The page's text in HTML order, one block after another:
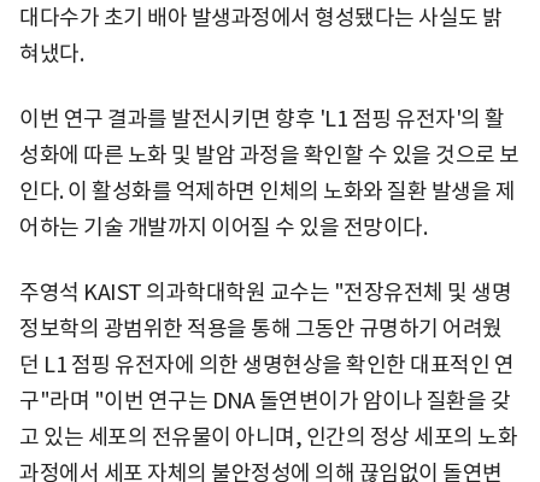
대다수가 초기 배아 발생과정에서 형성됐다는 사실도 밝
혀냈다.
이번 연구 결과를 발전시키면 향후 'L1 점핑 유전자'의 활
성화에 따른 노화 및 발암 과정을 확인할 수 있을 것으로 보
인다. 이 활성화를 억제하면 인체의 노화와 질환 발생을 제
어하는 기술 개발까지 이어질 수 있을 전망이다.
주영석 KAIST 의과학대학원 교수는 "전장유전체 및 생명
정보학의 광범위한 적용을 통해 그동안 규명하기 어려웠
던 L1 점핑 유전자에 의한 생명현상을 확인한 대표적인 연
구"라며 "이번 연구는 DNA 돌연변이가 암이나 질환을 갖
고 있는 세포의 전유물이 아니며, 인간의 정상 세포의 노화
과정에서 세포 자체의 불안정성에 의해 끊임없이 돌연변